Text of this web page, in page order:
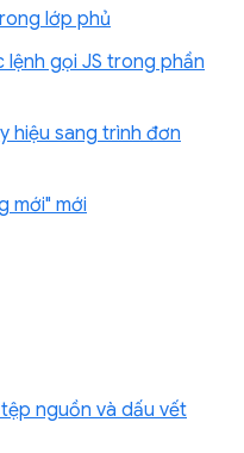
lớp phủ
lệnh gọi JS trong phần
hiệu sang trình đơn
mới" mới
nguồn và dấu vết